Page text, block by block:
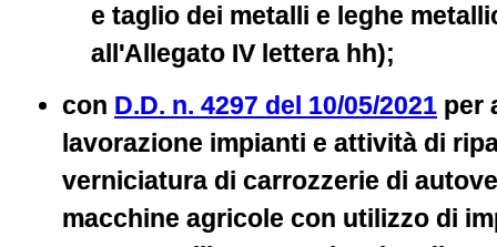
e taglio dei metalli e leghe
all'Allegato IV lettera hh);
con D.D. n. 4297 del 10/05/2021 per
lavorazione impianti e attività di
verniciatura di carrozzerie di
macchine agricole con utilizzo di